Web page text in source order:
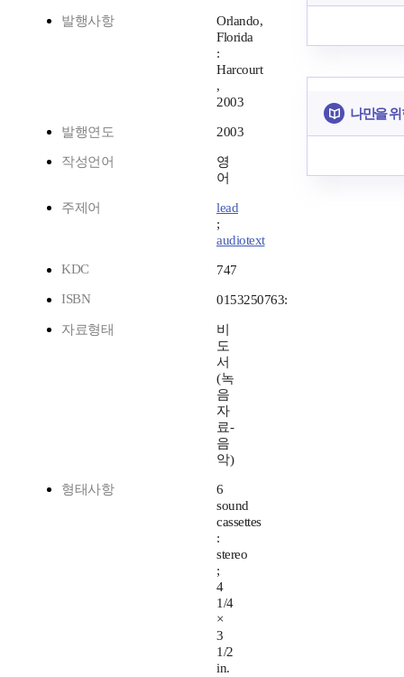
발행사항
Orlando,
Florida
:
Harcourt
,
2003
발행연도 2003
작성언어
영
어
주제어
lead
;
audiotext
KDC
747
ISBN
0153250763:
자료형태
비
도
서
(녹
음
자
료-
음
악)
형태사항
6
sound
cassettes
:
stereo
;
4
1/4
×
3
1/2
in.
나만을